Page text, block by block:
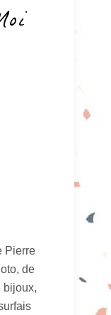
Pierre
de
bijoux,